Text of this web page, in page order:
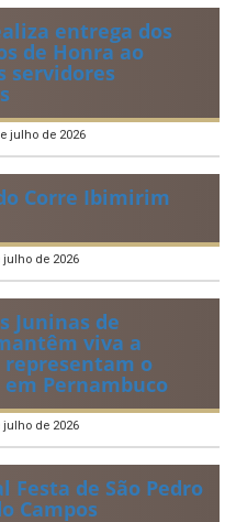
entrega dos
de Honra ao
servidores
julho de 2026
Corre Ibimirim
julho de 2026
Juninas de
viva a
o
Pernambuco
julho de 2026
Festa de São Pedro
Campos